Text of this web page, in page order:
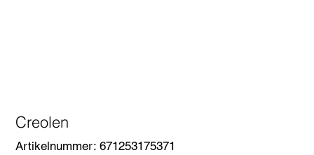
Creolen
Artikelnummer: Artikelnummer:
671253175371
671253175371